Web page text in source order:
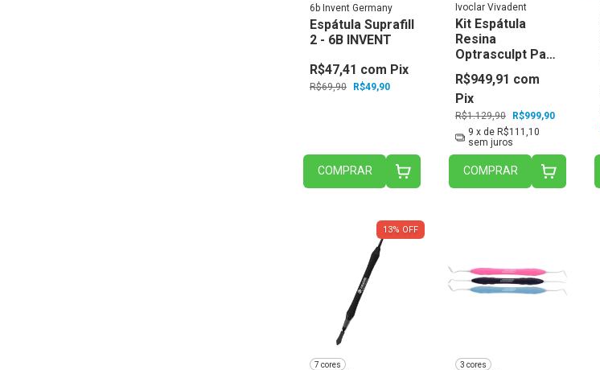
6b Invent Germany
Espátula Suprafill
2 - 6B INVENT
R$69,90 R$49,90
R$47,41 com Pix
COMPRAR
Ivoclar Vivadent
Kit Espátula
Resina
Optrasculpt Pad
- Ivoclar
R$1.129,90 R$999,90
R$949,91 com
Pix
9 x de R$111,10
sem juros
COMPRAR
13% OFF
7 cores 3 cores